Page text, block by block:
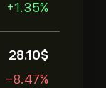
+1.35%
28.10‎$‎
-8.47%